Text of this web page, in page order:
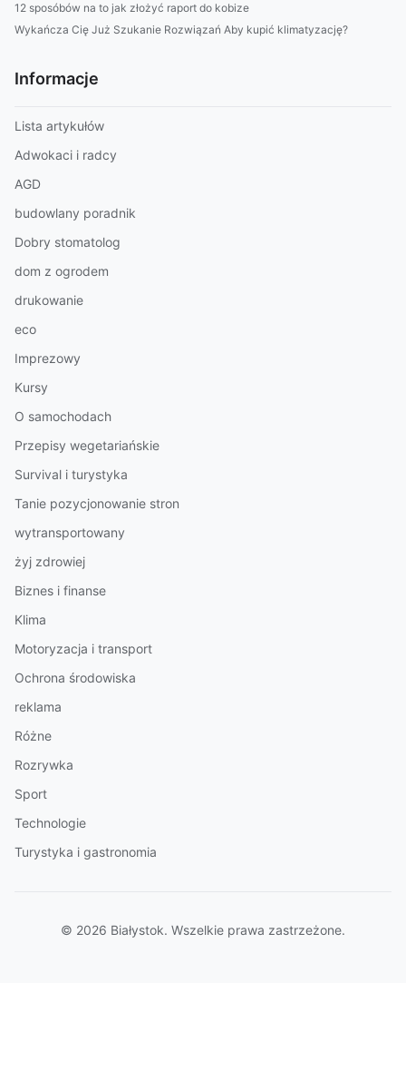
12 sposóbów na to jak złożyć raport do kobize
Wykańcza Cię Już Szukanie Rozwiązań Aby kupić klimatyzację?
Informacje
Lista artykułów
Adwokaci i radcy
AGD
budowlany poradnik
Dobry stomatolog
dom z ogrodem
drukowanie
eco
Imprezowy
Kursy
O samochodach
Przepisy wegetariańskie
Survival i turystyka
Tanie pozycjonowanie stron
wytransportowany
żyj zdrowiej
Biznes i finanse
Klima
Motoryzacja i transport
Ochrona środowiska
reklama
Różne
Rozrywka
Sport
Technologie
Turystyka i gastronomia
© 2026 Białystok. Wszelkie prawa zastrzeżone.